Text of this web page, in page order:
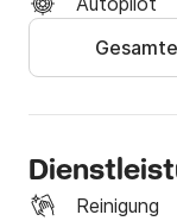
Reinigung